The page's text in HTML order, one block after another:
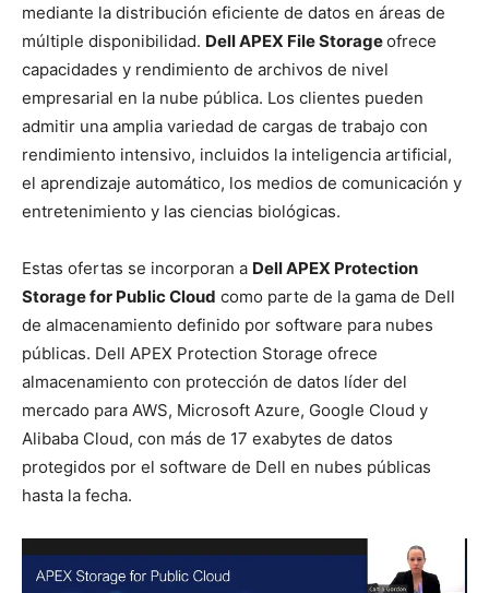
mediante la distribución eficiente de datos en áreas de
múltiple disponibilidad. Dell APEX File Storageofrece
capacidades y rendimiento de archivos de nivel
empresarial en la nube pública. Los clientes pueden
admitir una amplia variedad de cargas de trabajo con
rendimiento intensivo, incluidos la inteligencia artificial,
el aprendizaje automático, los medios de comunicación y
entretenimiento y las ciencias biológicas.
Estas ofertas se incorporan a Dell APEX Protection
Storage for Public Cloud como parte de la gama de Dell
de almacenamiento definido por software para nubes
públicas. Dell APEX Protection Storage ofrece
almacenamiento con protección de datos líder del
mercado para AWS, Microsoft Azure, Google Cloud y
Alibaba Cloud, con más de 17 exabytes de datos
protegidos por el software de Dell en nubes públicas
hasta la fecha.